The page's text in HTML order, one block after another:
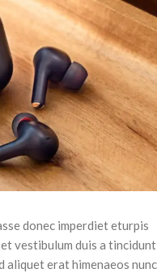
donec imperdiet eturpis
vestibulum duis a tincidunt
aliquet erat himenaeos nunc